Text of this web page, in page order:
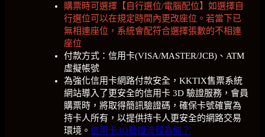
購票時可選擇【自行選位/電腦配位】如選擇自
行選位可以在規定時間內更改座位。若當下已
無相連座位，系統會配符合選擇張數的不相連
座位
付款方式：信用卡(VISA/MASTER/JCB)、ATM
虛擬帳號
為強化信用卡網路付款安全，KKTIX售票系統
網站導入了更安全的信用卡 3D 驗證服務，會員
購票時，將取得簡訊驗證碼，確保卡號確實為
持卡人所有，以提供持卡人更安全的網路交易
環境。 信用卡3D驗證流程為何？